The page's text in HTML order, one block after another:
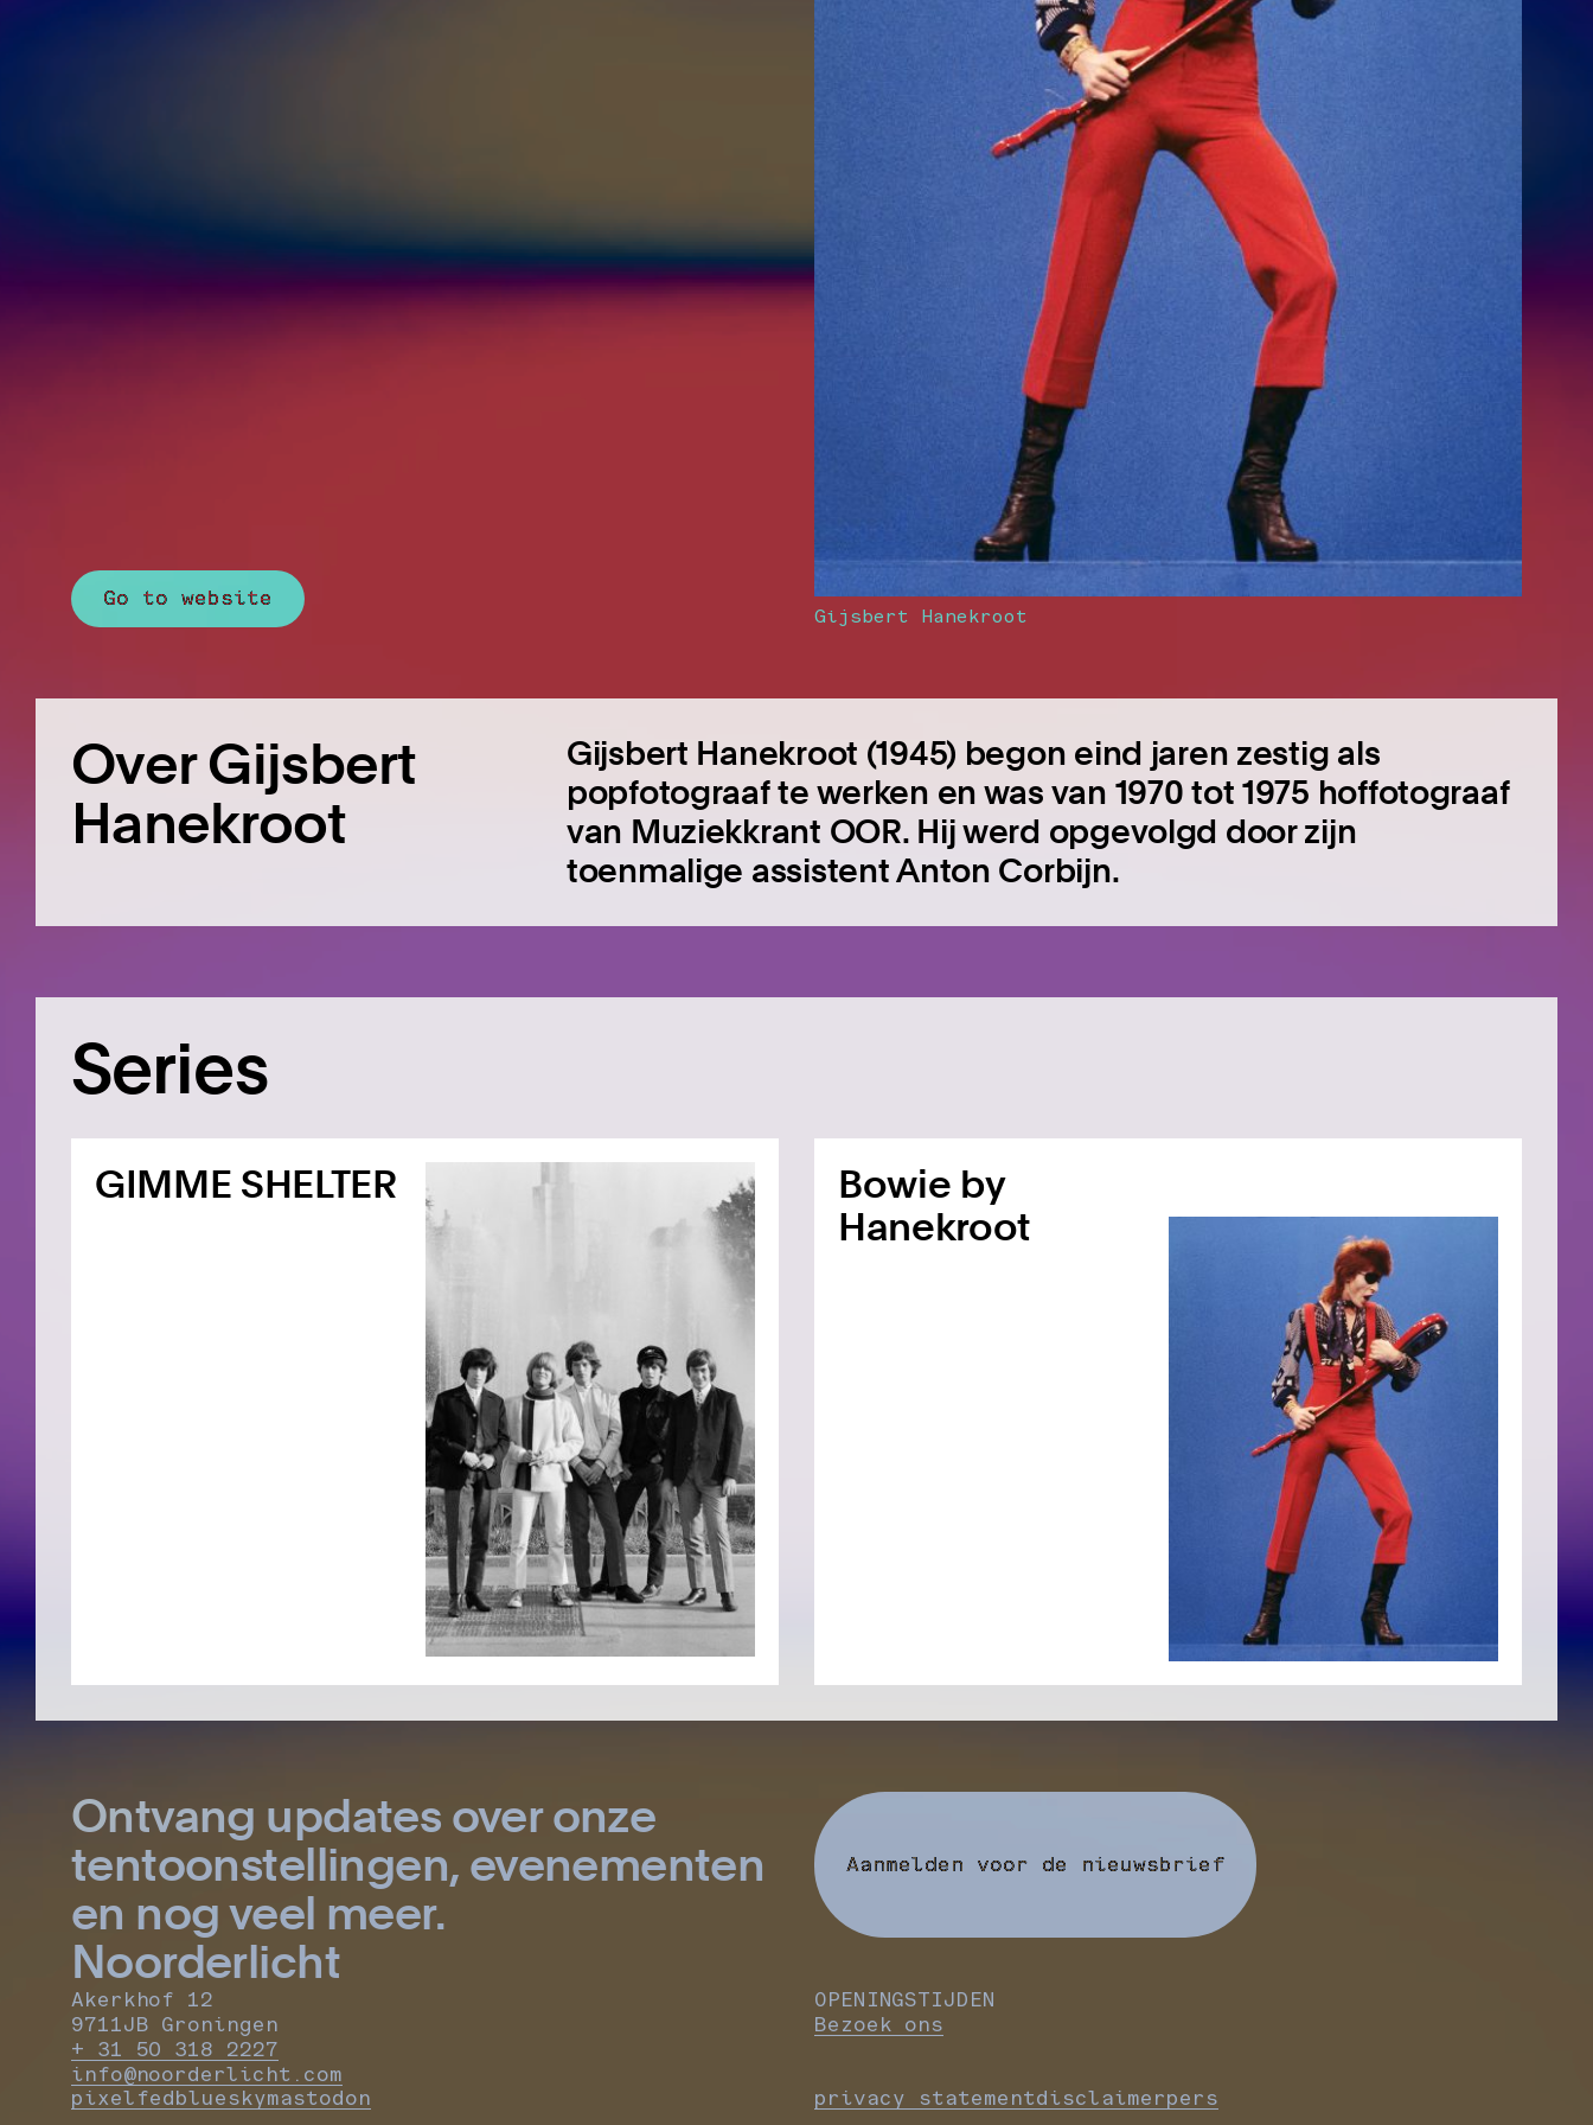
Go to website
Gijsbert Hanekroot
Over Gijsbert
Hanekroot
Gijsbert Hanekroot (1945) begon eind jaren zestig als
popfotograaf te werken en was van 1970 tot 1975 hoffotograaf
van Muziekkrant OOR. Hij werd opgevolgd door zijn
toenmalige assistent Anton Corbijn.
Series
GIMME SHELTER
Bowie by
Hanekroot
Ontvang updates over onze
tentoonstellingen, evenementen
en nog veel meer.
Aanmelden voor de nieuwsbrief
Noorderlicht
Akerkhof 12
9711JB Groningen
+ 31 50 318 2227
info@noorderlicht.com
OPENINGSTIJDEN
Bezoek ons
pixelfedblueskymastodon privacy statementdisclaimerpers